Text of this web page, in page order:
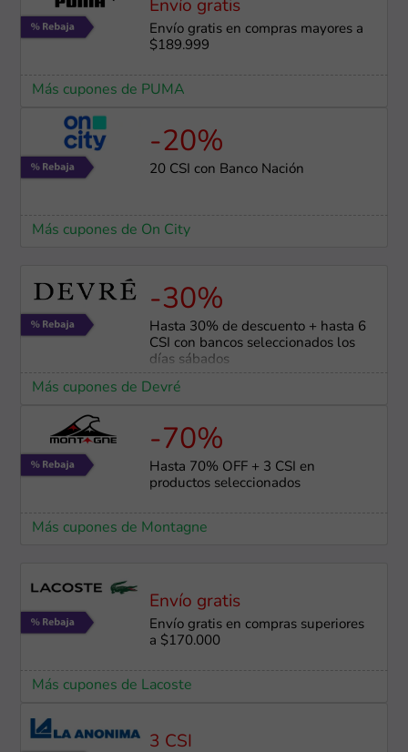
Envío gratis
Envío gratis en compras mayores a
$189.999
Más cupones de PUMA
-20%
20 CSI con Banco Nación
Más cupones de On City
-30%
Hasta 30% de descuento + hasta 6
CSI con bancos seleccionados los
días sábados
Más cupones de Devré
-70%
Hasta 70% OFF + 3 CSI en
productos seleccionados
Más cupones de Montagne
Envío gratis
Envío gratis en compras superiores
a $170.000
Más cupones de Lacoste
3 CSI